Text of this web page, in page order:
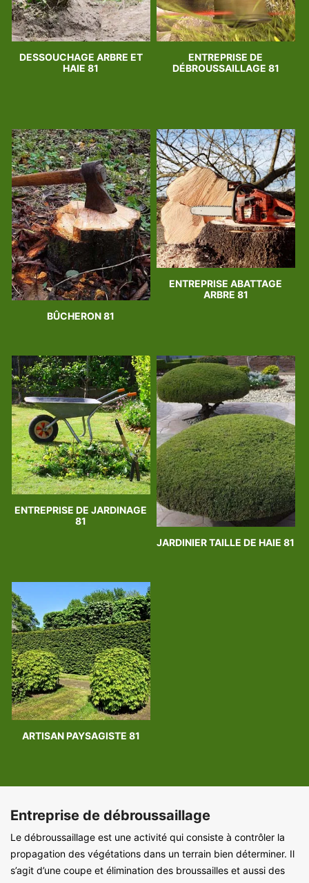
DESSOUCHAGE ARBRE ET
HAIE 81
ENTREPRISE DE
DÉBROUSSAILLAGE 81
BÛCHERON 81
ENTREPRISE ABATTAGE
ARBRE 81
ENTREPRISE DE JARDINAGE
81
JARDINIER TAILLE DE HAIE 81
ARTISAN PAYSAGISTE 81
Entreprise de débroussaillage
Le débroussaillage est une activité qui consiste à contrôler la
propagation des végétations dans un terrain bien déterminer. Il
s’agit d’une coupe et élimination des broussailles et aussi des